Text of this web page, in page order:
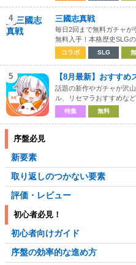
4 三國志真戦
毎日2回まで無料ガチャが
無料入手！本格歴史SLGの
コラボ SLG
5 【8月最新】おすす
話題の新作やガチャが沢
ル、リセマラおすすめなど
特集 無料
序盤必見
新要素
取り返しのつかない要素
評価・レビュー
初心者必見！
初心者向けガイド
序盤の効率的な進め方